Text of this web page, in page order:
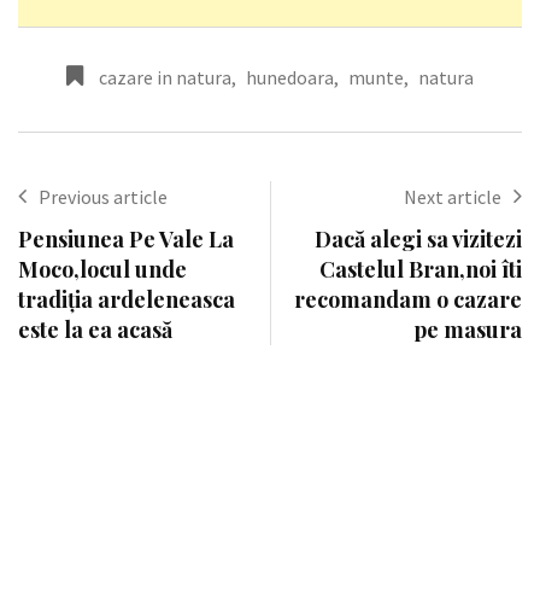
cazare in natura, hunedoara, munte, natura
Previous article
Pensiunea Pe Vale La
Moco,locul unde
tradiția ardeleneasca
este la ea acasă
Next article
Dacă alegi sa vizitezi
Castelul Bran,noi îti
recomandam o cazare
pe masura